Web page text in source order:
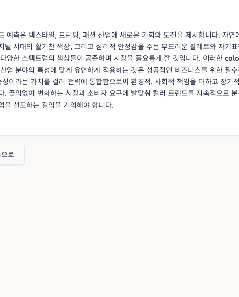
예측은 텍스타일, 프린팅, 패션 산업에 새로운 기회와 도전을 제시합니다. 자연
털 시대의 활기찬 색상, 그리고 심리적 안정감을 주는 부드러운 팔레트와 자기
양한 스펙트럼의 색상들이 공존하며 시장을 풍요롭게 할 것입니다. 이러한
업 분야의 특성에 맞게 유연하게 적용하는 것은 성공적인 비즈니스를 위한 필
이라는 가치를 컬러 전략에 통합함으로써 환경적, 사회적 책임을 다하고 장기
. 끊임없이 변화하는 시장과 소비자 요구에 발맞춰 컬러 트렌드를 지속적으로
을 선도하는 길임을 기억해야 합니다.
로